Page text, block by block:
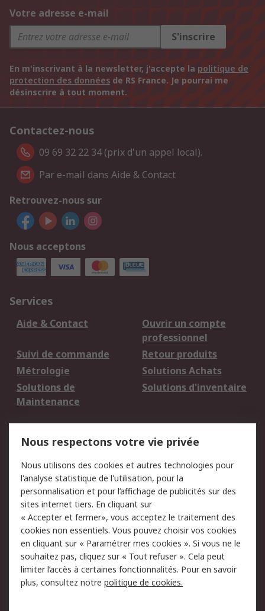
Votre adresse e-mail
S'inscrire
En m'inscrivant à la newsletter, j'accepte la politique de
protection des données de RS France. Je pourrai me
désinscrire à tout moment.
Contactez-nous
09 69 32 22 34 (prix d'un appel local).
Par e-mail dans Aide & Contact
Retrouvez-nous sur
Nous acceptons
Services
Aide & Contact
Ouvrir un compte
professionnel
Suivi de commande
Retour produits
Métrologie
Solutions Achats
Solutions de
Maintenance
Solutions d'inventaire
du site
Politique de protection
des données - Mise à
jour
Sécurité des E-mails
Conditions générales
de vente
Politique anti-
corruption
Campagnes marketing
A propos de RS
Nous respectons votre vie privée
Nous utilisons des cookies et autres technologies pour
l'analyse statistique de l'utilisation, pour la
personnalisation et pour l’affichage de publicités sur des
sites internet tiers. En cliquant sur
« Accepter et fermer», vous acceptez le traitement des
cookies non essentiels. Vous pouvez choisir vos cookies
en cliquant sur « Paramétrer mes cookies ». Si vous ne le
souhaitez pas, cliquez sur « Tout refuser ». Cela peut
limiter l’accès à certaines fonctionnalités. Pour en savoir
plus, consultez notre politique de cookies.